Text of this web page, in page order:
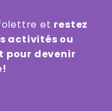
et restez
activités ou
pour devenir